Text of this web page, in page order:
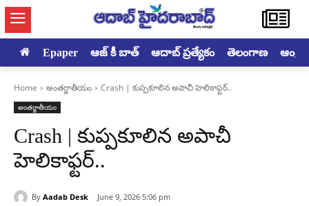
Epaper ఆజ్ కీ బాత్ ఆదాబ్ ప్రత్యేకం తెలంగాణ
Home అంతర్జాతీయం Crash | కుప్పకూలిన అపాచీ హెలికాఫ్టర్..
అంతర్జాతీయం
Crash | కుప్పకూలిన అపాచీ
హెలికాఫ్టర్..
By Aadab Desk June 9, 2026 5:06 pm